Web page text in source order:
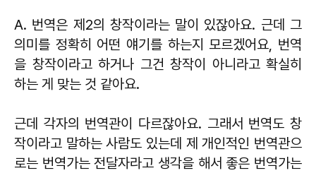
A. 번역은 제2의 창작이라는 말이 있잖아요. 근데 그
의미를 정확히 어떤 얘기를 하는지 모르겠어요, 번역
을 창작이라고 하거나 그건 창작이 아니라고 확실히
하는 게 맞는 것 같아요.
근데 각자의 번역관이 다르잖아요. 그래서 번역도 창
작이라고 말하는 사람도 있는데 제 개인적인 번역관으
로는 번역가는 전달자라고 생각을 해서 좋은 번역가는